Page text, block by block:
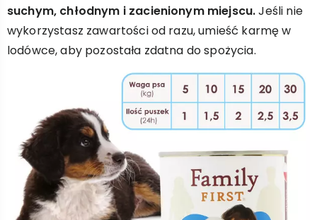
suchym, chłodnym i zacienionym miejscu.Jeśli nie
wykorzystasz zawartości od razu, umieść karmę w
lodówce, aby pozostała zdatna do spożycia.